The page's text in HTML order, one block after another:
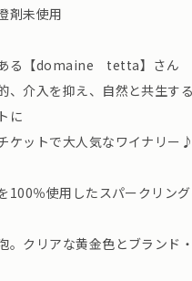
剤未使用
ある【domaine tetta】さん
、介入を抑え、自然と共生す
に
ケットで大人気なワイナリー♪
100％使用したスパークリン
。クリアな黄金色とブランド